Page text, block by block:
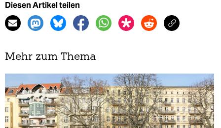
Diesen Artikel teilen
Mehr zum Thema